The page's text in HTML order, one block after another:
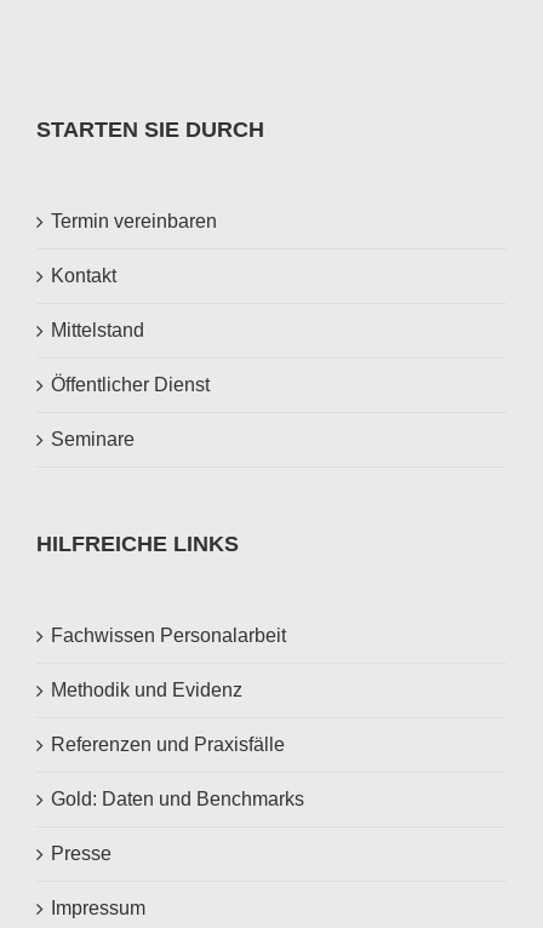
STARTEN SIE DURCH
Termin vereinbaren
Kontakt
Mittelstand
Öffentlicher Dienst
Seminare
HILFREICHE LINKS
Fachwissen Personalarbeit
Methodik und Evidenz
Referenzen und Praxisfälle
Gold: Daten und Benchmarks
Presse
Impressum